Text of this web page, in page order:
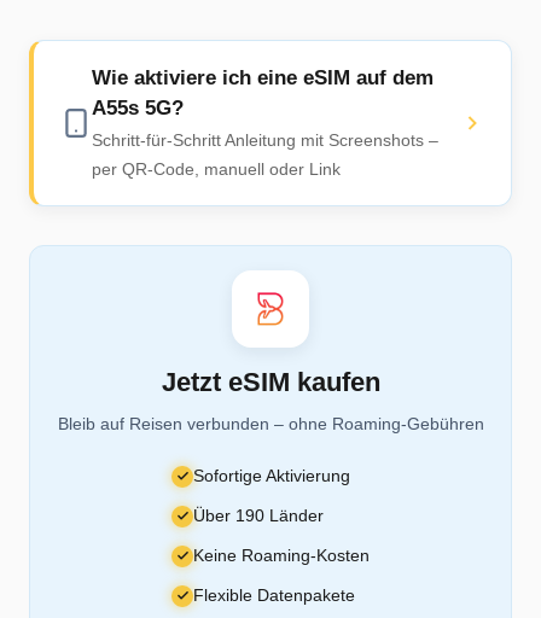
Wie aktiviere ich eine eSIM auf dem
A55s 5G?
Schritt-für-Schritt Anleitung mit Screenshots –
per QR-Code, manuell oder Link
Jetzt eSIM kaufen
Bleib auf Reisen verbunden – ohne Roaming-Gebühren
Sofortige Aktivierung
Über 190 Länder
Keine Roaming-Kosten
Flexible Datenpakete